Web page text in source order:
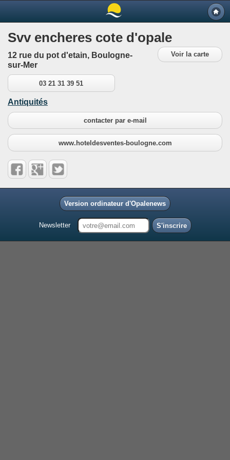
Svv encheres cote d'opale
Voir la carte
12 rue du pot d'etain, Boulogne-
sur-Mer
03 21 31 39 51
Antiquités
contacter par e-mail
www.hoteldesventes-boulogne.com
Version ordinateur d'Opalenews
Newsletter S'inscrire